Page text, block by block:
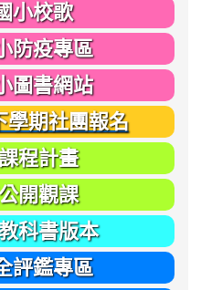
小校歌
防疫專區
圖書網站
學期社團報名
課程計畫
公開觀課
科書版本
評鑑專區